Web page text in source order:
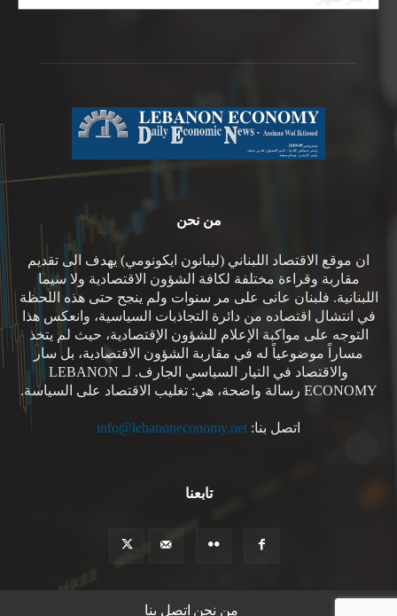
من نحن
ان موقع الاقتصاد اللبناني (ليبانون ايكونومي) يهدف الى تقديم
مقاربة وقراءة مختلفة لكافة الشؤون الاقتصادية ولا سيما
اللبنانية. فلبنان عانى على مر سنوات ولم ينجح حتى هذه اللحظة
في انتشال اقتصاده من دائرة التجاذبات السياسية، وانعكس هذا
التوجه على مواكبة الإعلام للشؤون الإقتصادية، حيث لم يتخذ
مساراً موضوعياً له في مقاربة الشؤون الاقتصادية، بل سار
والاقتصاد في التيار السياسي الجارف. لـ LEBANON
ECONOMY رسالة واضحة، هي: تغليب الاقتصاد على السياسة.
اتصل بنا: info@lebanoneconomy.net
تابعنا
من نحن اتصل بنا